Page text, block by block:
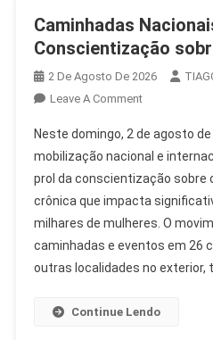
Caminhadas
Conscientização
2 De Agosto De 2026
Leave A CommentOn
Nacionais
Intensificam
Sobre
Lipedema
Neste domingo, 2 de agosto
mobilização nacional e
prol da conscientização sobre
crônica que impacta
milhares de mulheres. O
caminhadas e eventos em 26
outras localidades no exterior,
Continue Lendo